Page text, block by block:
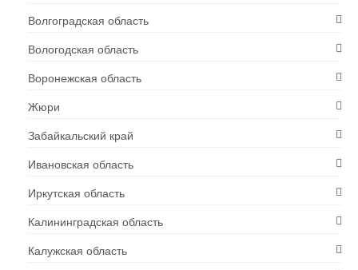
Волгоградская область
Вологодская область
Воронежская область
Жюри
Забайкальский край
Ивановская область
Иркутская область
Калининградская область
Калужская область